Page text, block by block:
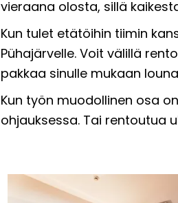
vieraana olosta, sillä
Kun tulet etätöihin tiimin
Pühajärvelle. Voit välillä
pakkaa sinulle mukaan
Kun työn muodollinen osa
ohjauksessa. Tai rentoutua